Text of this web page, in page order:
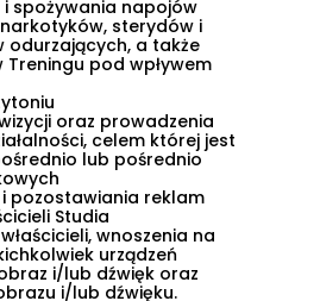
i spożywania napojów
sterydów i
odurzających, a także
pod wpływem
oraz prowadzenia
celem której jest
lub pośrednio
pozostawiania reklam
Studia
wnoszenia na
urządzeń
i/lub dźwięk oraz
i/lub dźwięku.